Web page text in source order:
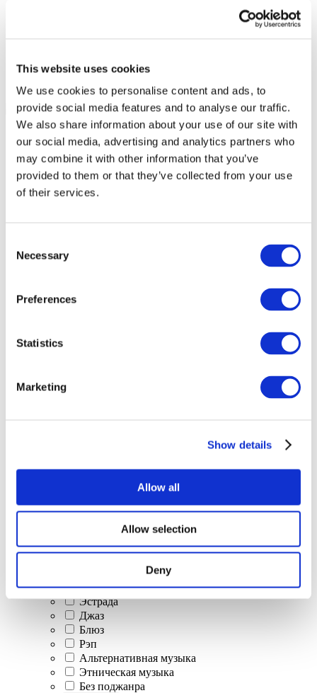
This website uses cookies
We use cookies to personalise content and ads, to
provide social media features and to analyse our traffic.
We also share information about your use of our site with
our social media, advertising and analytics partners who
may combine it with other information that you’ve
provided to them or that they’ve collected from your use
of their services.
Selection
Necessary
Preferences
Statistics
Marketing
Show details
Allow all
Allow selection
Deny
Все
мероприятия
Поп-музыка
Рок музыка
Джаз и блюз
Израильская музыка
Фольклор
Наше спецпредложение
Музыка
Эстрада
Джаз
Блюз
Рэп
Альтернативная музыка
Этническая музыка
Без поджанра